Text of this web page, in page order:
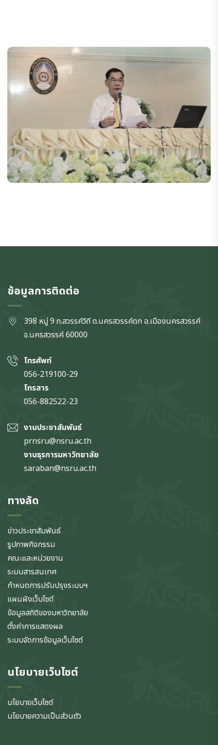
ข้อมูลการติดต่อ
398 หมู่ 9 ถ.สวรรค์วิถี ต.นครสวรรค์ตก อ.เมืองนครสวรรค์
จ.นครสวรรค์60000
โทรศัพท์
056-219100-29
โทรสาร
056-882522-23
งานประชาสัมพันธ์
prnsru@nsru.ac.th
งานธุรการมหาวิทยาลัย
saraban@nsru.ac.th
ทางลัด
ข่าวประชาสัมพันธ์
รูปภาพกิจกรรม
คณะและหน่วยงาน
ระบบสารสนเทศ
กำหนดการปรับปรุงระบบฯ
แผนผังเว็บไซต์
ข้อมูลสถิติของมหาวิทยาลัย
ตั้งค่าการแสดงผล
ระบบจัดการข้อมูลเว็บไซต์
นโยบายเว็บไซต์
นโยบายเว็บไซต์
นโยบายความเป็นส่วนตัว